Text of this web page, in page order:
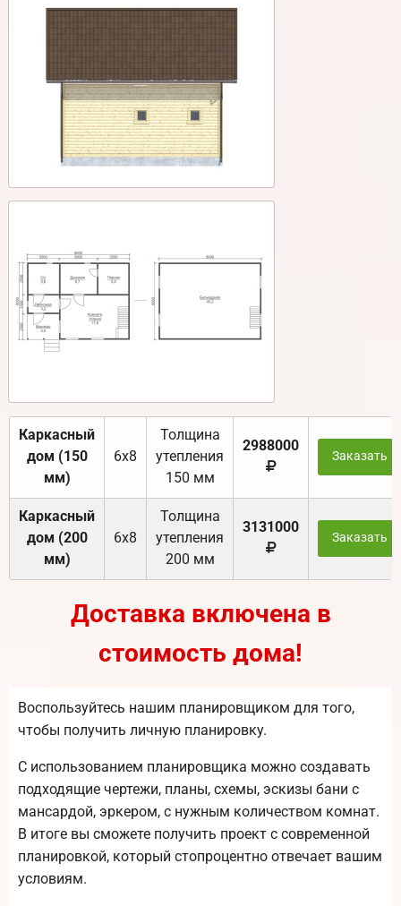
Каркасный
дом (150
мм)
6х8
Толщина
утепления
150 мм
2988000
Заказать
Каркасный
дом (200
мм)
6х8
Толщина
утепления
200 мм
3131000
Заказать
Доставка включена в
стоимость дома!
Воспользуйтесь нашим планировщиком для того,
чтобы получить личную планировку.
С использованием планировщика можно создавать
подходящие чертежи, планы, схемы, эскизы бани с
мансардой, эркером, с нужным количеством комнат.
В итоге вы сможете получить проект с современной
планировкой, который стопроцентно отвечает вашим
условиям.